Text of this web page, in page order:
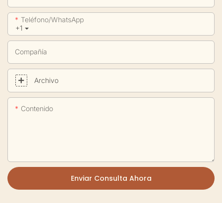
+1
Teléfono/WhatsApp
Compañía
Archivo
Contenido
Enviar Consulta Ahora